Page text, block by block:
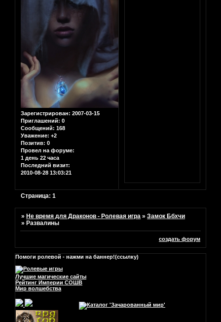
Зарегистрирован: 2007-03-15
Приглашений: 0
Сообщений: 168
Уважение: +2
Позитив: 0
Провел на форуме:
1 день 22 часа
Последний визит:
2010-08-28 13:03:21
Страница:1
» Не время для Драконов - Ролевая игра »Замок Ббхчи
» Развалины
создать форум
Помоги ролевой - нажми на баннер!(ссылку)
Лучшие магические сайты
Рейтинг Империи СОШВ
Мир волшебства